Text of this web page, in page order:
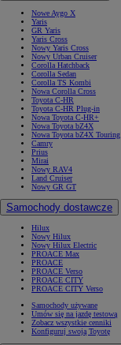
Nowe Aygo X
Yaris
GR Yaris
Yaris Cross
Nowy Yaris Cross
Nowy Urban Cruiser
Corolla Hatchback
Corolla Sedan
Corolla TS Kombi
Nowa Corolla Cross
Toyota C-HR
Toyota C-HR Plug-in
Nowa Toyota C-HR+
Nowa Toyota bZ4X
Nowa Toyota bZ4X Touring
Camry
Prius
Mirai
Nowy RAV4
Land Cruiser
Nowy GR GT
Samochody dostawcze
Hilux
Nowy Hilux
Nowy Hilux Electric
PROACE Max
PROACE
PROACE Verso
PROACE CITY
PROACE CITY Verso
Samochody używane
Umów się na jazdę testową
Zobacz wszystkie cenniki
Konfiguruj swoją Toyotę